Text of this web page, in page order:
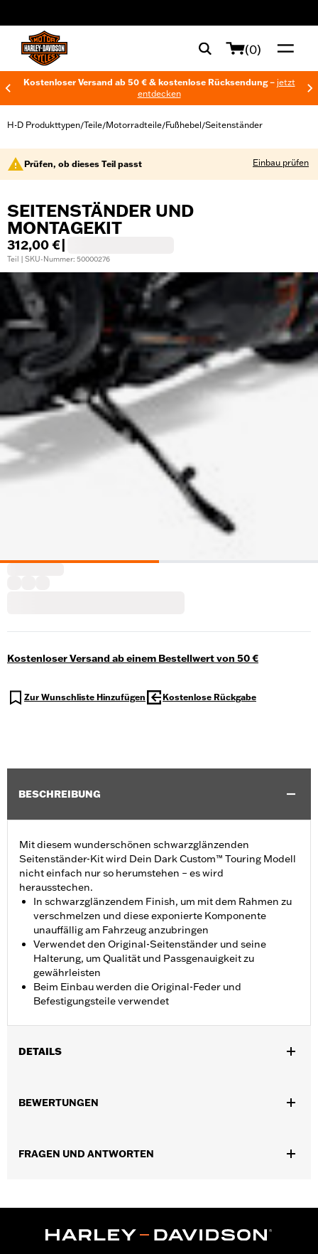
(0)
Kostenloser Versand ab 50 € & kostenlose Rücksendung – jetzt
entdecken
H-D Produkttypen/Teile/Motorradteile/Fußhebel/Seitenständer
Prüfen, ob dieses Teil passt Einbau prüfen
SEITENSTÄNDER UND
MONTAGEKIT
312,00 €
Teil | SKU-Nummer: 50000276
Kostenloser Versand ab einem Bestellwert von 50 €
Zur Wunschliste Hinzufügen Kostenlose Rückgabe
BESCHREIBUNG
Mit diesem wunderschönen schwarzglänzenden
Seitenständer-Kit wird Dein Dark Custom™ Touring Modell
nicht einfach nur so herumstehen – es wird
herausstechen.
In schwarzglänzendem Finish, um mit dem Rahmen zu
verschmelzen und diese exponierte Komponente
unauffällig am Fahrzeug anzubringen
Verwendet den Original-Seitenständer und seine
Halterung, um Qualität und Passgenauigkeit zu
gewährleisten
Beim Einbau werden die Original-Feder und
Befestigungsteile verwendet
DETAILS
FLHT und FLTRXRRSE ab ’25).
BEWERTUNGEN
FRAGEN UND ANTWORTEN